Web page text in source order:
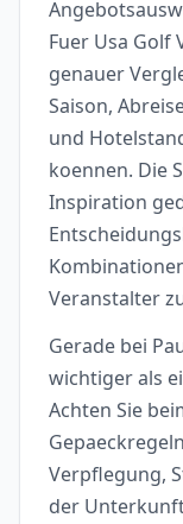
Fuer Usa Golf
genauer
Saison,
und
koennen. Die
Inspiration
Veranstalter
Gerade bei
wichtiger als
Achten Sie
Verpflegung,
der